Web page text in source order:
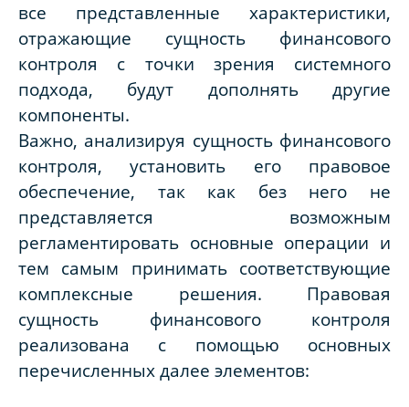
все представленные характеристики,
отражающие сущность финансового
контроля с точки зрения системного
подхода, будут дополнять другие
компоненты.
Важно, анализируя сущность финансового
контроля, установить его правовое
обеспечение, так как без него не
представляется возможным
регламентировать основные операции и
тем самым принимать соответствующие
комплексные решения. Правовая
сущность финансового контроля
реализована с помощью основных
перечисленных далее элементов: